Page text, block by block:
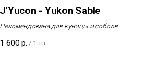
J'Yucon - Yukon Sable
Рекомендована для куницы и соболя.
1 600 р. / 1 шт